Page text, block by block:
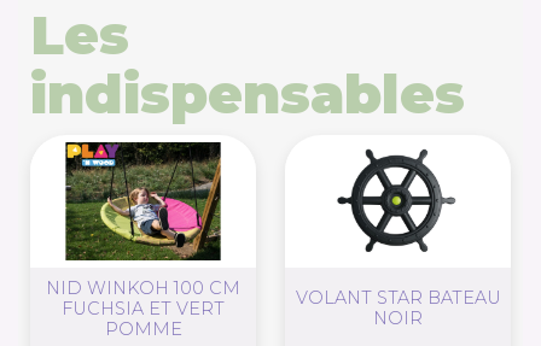
Les
indispensables
NID WINKOH 100 CM
FUCHSIA ET VERT
POMME
VOLANT STAR BATEAU
NOIR